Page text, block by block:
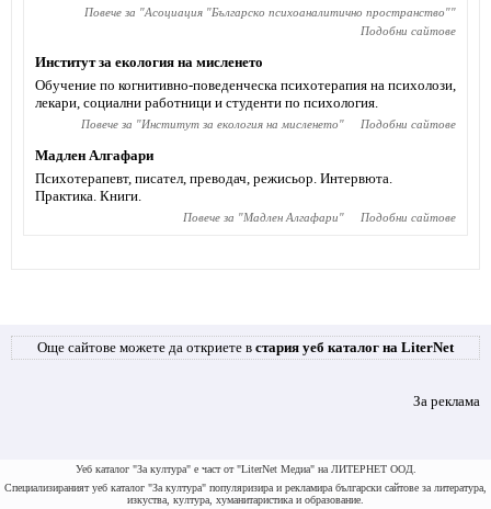
Повече за "Асоциация "Българско психоаналитично пространство""
Подобни сайтове
Институт за екология на мисленето
Обучение по когнитивно-поведенческа психотерапия на психолози,
лекари, социални работници и студенти по психология.
Повече за "Институт за екология на мисленето" Подобни сайтове
Мадлен Алгафари
Психотерапевт, писател, преводач, режисьор. Интервюта.
Практика. Книги.
Повече за "Мадлен Алгафари" Подобни сайтове
Още сайтове можете да откриете в стария уеб каталог на LiterNet
За реклама
Уеб каталог "За култура" е част от "LiterNet Медиа" на ЛИТЕРНЕТ ООД.
Специализираният уеб каталог "За култура" популяризира и рекламира български сайтове за литература,
изкуства, култура, хуманитаристика и образование.